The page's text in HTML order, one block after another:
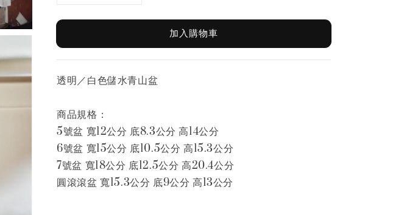
加入購物車
透明／白色儲水青山盆
商品規格：
5號盆 寬12公分 底8.3公分 高14公分
6號盆 寬15公分 底10.5公分 高15.3公分
7號盆 寬18公分 底12.5公分 高20.4公分
圓滾滾盆 寬15.3公分 底9公分 高13公分